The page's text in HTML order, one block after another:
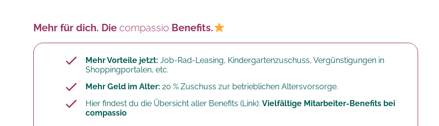
Mehr für dich. Diecompassio Benefits.
Mehr Vorteile jetzt:Job-Rad-Leasing, Kindergartenzuschuss, Vergünstigungen in
Shoppingportalen, etc.
Mehr Geld im Alter: 20 % Zuschuss zur betrieblichen Altersvorsorge.​
Hier findest du die Übersicht aller Benefits (Link):Vielfältige Mitarbeiter-Benefits bei
compassio